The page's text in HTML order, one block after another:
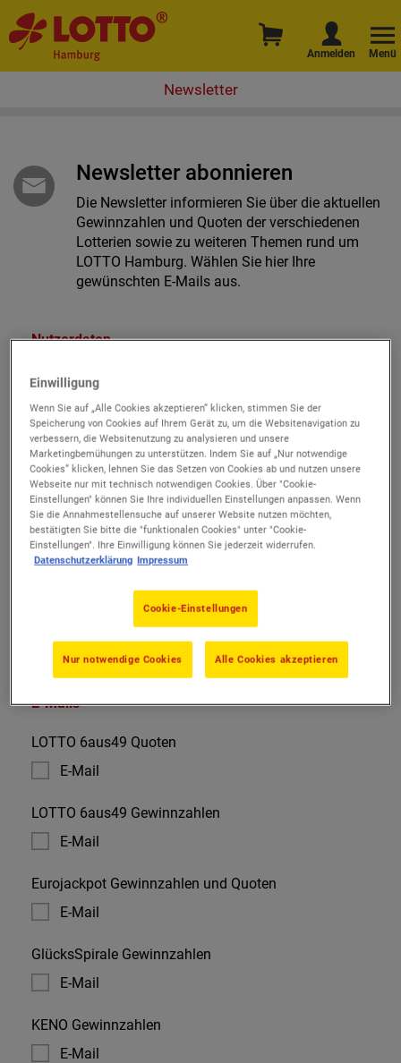
Anmelden Menü
Newsletter
Newsletter abonnieren
Die Newsletter informieren Sie über die aktuellen
Gewinnzahlen und Quoten der verschiedenen
Lotterien sowie zu weiteren Themen rund um
LOTTO Hamburg. Wählen Sie hier Ihre
gewünschten E-Mails aus.
Nutzerdaten
möchten, geben Sie bitte eine E-Mail-Adresse ein.
Wenn Sie Benachrichtigungen auf Ihr Mobiltelefon
erhalten möchten, geben Sie bitte eine
Mobiltelefonnummer an.
E-Mail
Mobilfunknummer
E-Mails
LOTTO 6aus49 Quoten
E-Mail
LOTTO 6aus49 Gewinnzahlen
E-Mail
Eurojackpot Gewinnzahlen und Quoten
E-Mail
GlücksSpirale Gewinnzahlen
E-Mail
KENO Gewinnzahlen
E-Mail
Einwilligung
Wenn Sie auf „Alle Cookies akzeptieren“ klicken, stimmen Sie der
Speicherung von Cookies auf Ihrem Gerät zu, um die Websitenavigation zu
verbessern, die Websitenutzung zu analysieren und unsere
Marketingbemühungen zu unterstützen. Indem Sie auf „Nur notwendige
Cookies“ klicken, lehnen Sie das Setzen von Cookies ab und nutzen unsere
Webseite nur mit technisch notwendigen Cookies. Über "Cookie-
Einstellungen" können Sie Ihre individuellen Einstellungen anpassen. Wenn
Sie die Annahmestellensuche auf unserer Website nutzen möchten,
bestätigten Sie bitte die "funktionalen Cookies" unter "Cookie-
Einstellungen". Ihre Einwilligung können Sie jederzeit widerrufen.
Datenschutzerklärung Impressum
Cookie-Einstellungen
Nur notwendige Cookies Alle Cookies akzeptieren